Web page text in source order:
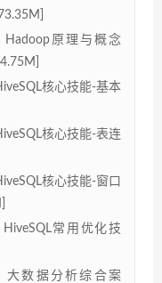
原理与概念
核心技能-基本
核心技能-表连
核心技能-窗口
常用优化技
大数据分析综合案